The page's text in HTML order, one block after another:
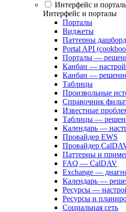
Интерфейс и
Интерфейс и порталы
Порталы
Виджеты
Паттерны
Portal API
Порталы —
Канбан —
Канбан —
Таблицы
Произвольные
Справочник
Известные
Таблицы —
Календарь —
Провайдер EWS
Провайдер
Паттерны и
FAQ — CalDAV
Exchange —
Календарь —
Ресурсы —
Ресурсы и
Социальная сеть